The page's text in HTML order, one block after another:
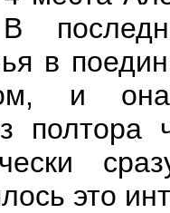
в
и
полтора
это